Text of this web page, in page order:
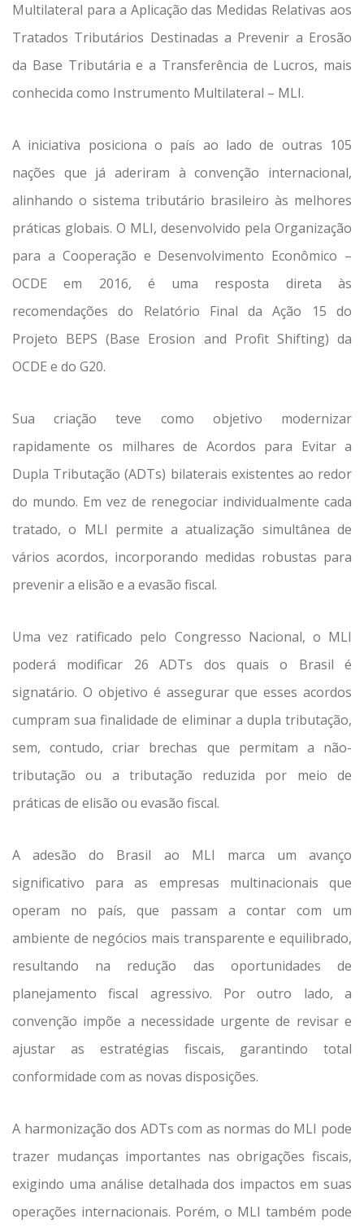
Multilateral para a Aplicação das Medidas Relativas aos
Tratados Tributários Destinadas a Prevenir a Erosão
da Base Tributária e a Transferência de Lucros, mais
conhecida como Instrumento Multilateral – MLI.
A iniciativa posiciona o país ao lado de outras 105
nações que já aderiram à convenção internacional,
alinhando o sistema tributário brasileiro às melhores
práticas globais. O MLI, desenvolvido pela Organização
para a Cooperação e Desenvolvimento Econômico –
OCDE em 2016, é uma resposta direta às
recomendações do Relatório Final da Ação 15 do
Projeto BEPS (Base Erosion and Profit Shifting) da
OCDE e do G20.
Sua criação teve como objetivo modernizar
rapidamente os milhares de Acordos para Evitar a
Dupla Tributação (ADTs) bilaterais existentes ao redor
do mundo. Em vez de renegociar individualmente cada
tratado, o MLI permite a atualização simultânea de
vários acordos, incorporando medidas robustas para
prevenir a elisão e a evasão fiscal.
Uma vez ratificado pelo Congresso Nacional, o MLI
poderá modificar 26 ADTs dos quais o Brasil é
signatário. O objetivo é assegurar que esses acordos
cumpram sua finalidade de eliminar a dupla tributação,
sem, contudo, criar brechas que permitam a não-
tributação ou a tributação reduzida por meio de
práticas de elisão ou evasão fiscal.
A adesão do Brasil ao MLI marca um avanço
significativo para as empresas multinacionais que
operam no país, que passam a contar com um
ambiente de negócios mais transparente e equilibrado,
resultando na redução das oportunidades de
planejamento fiscal agressivo. Por outro lado, a
convenção impõe a necessidade urgente de revisar e
ajustar as estratégias fiscais, garantindo total
conformidade com as novas disposições.
A harmonização dos ADTs com as normas do MLI pode
trazer mudanças importantes nas obrigações fiscais,
exigindo uma análise detalhada dos impactos em suas
operações internacionais. Porém, o MLI também pode